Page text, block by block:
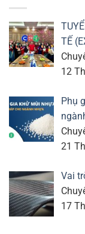
TẾ
12
Phụ
21
Vai
17